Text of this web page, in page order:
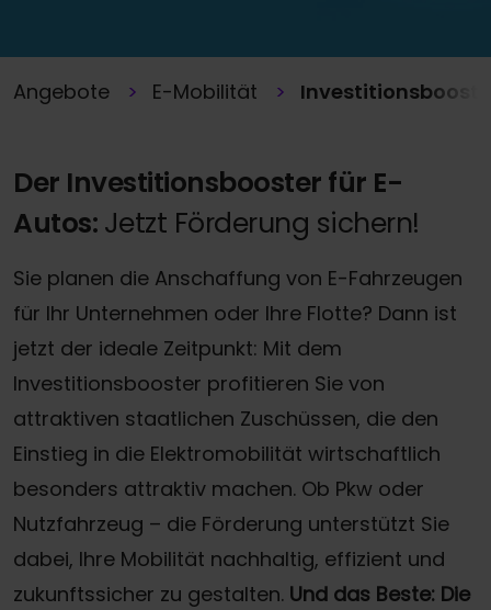
Angebote E-Mobilität
Der Investitionsbooster für E-
Autos: Jetzt Förderung sichern!
Sie planen die Anschaffung von E-Fahrzeugen
für Ihr Unternehmen oder Ihre Flotte? Dann ist
jetzt der ideale Zeitpunkt: Mit dem
Investitionsbooster profitieren Sie von
attraktiven staatlichen Zuschüssen, die den
Einstieg in die Elektromobilität wirtschaftlich
besonders attraktiv machen. Ob Pkw oder
Nutzfahrzeug – die Förderung unterstützt Sie
dabei, Ihre Mobilität nachhaltig, effizient und
zukunftssicher zu gestalten. Und das Beste: Die